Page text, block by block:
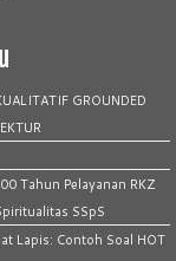
GROUNDED
Tahun Pelayanan RKZ
SSpS
Lapis: Contoh Soal HOT